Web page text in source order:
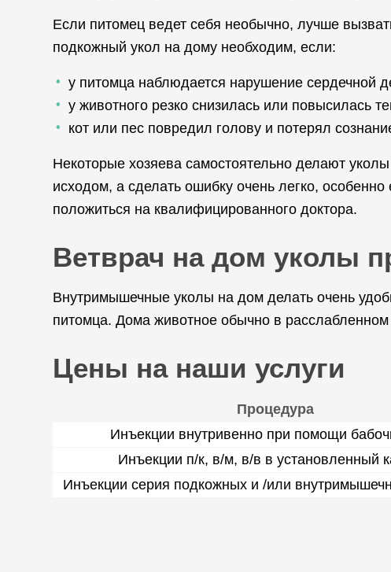
Если питомец ведет себя необычно, лучше
подкожный укол на дому необходим, если:
у питомца наблюдается нарушение сердечной
у животного резко снизилась или повысилась
кот или пес повредил голову и потерял
Некоторые хозяева самостоятельно делают
исходом, а сделать ошибку очень легко,
положиться на квалифицированного доктора.
Ветврач на дом уколы
Внутримышечные уколы на дом делать очень
питомца. Дома животное обычно в
Цены на наши услуги
Процедура
Инъекции внутривенно при помощи
Инъекции п/к, в/м, в/в в установленный
Инъекции серия подкожных и /или